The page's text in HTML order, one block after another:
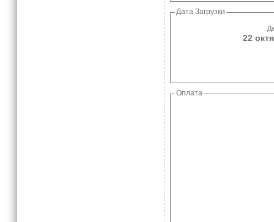
Дата Загрузки
22
Оплата